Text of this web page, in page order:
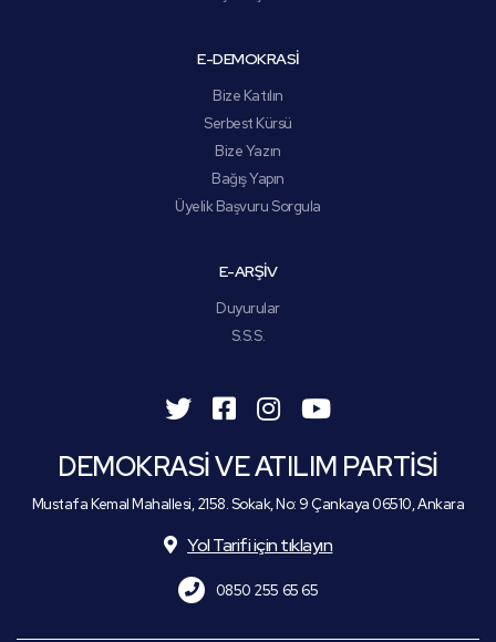
E-DEMOKRASİ
Bize Katılın
Serbest Kürsü
Bize Yazın
Bağış Yapın
Üyelik Başvuru Sorgula
E-ARŞİV
Duyurular
S.S.S.
DEMOKRASİ VE ATILIM PARTİSİ
Mustafa Kemal Mahallesi, 2158. Sokak, No: 9 Çankaya 06510, Ankara
Yol Tarifi için tıklayın
0850 255 65 65